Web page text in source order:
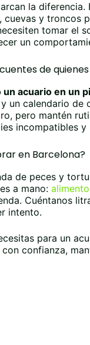
la diferencia.
cuevas y troncos
tomar el
un
de
acuario en un
un calendario
pero mantén
incompatibles
en Barcelona?
de peces y
a mano:alimento
Cuéntanos
intento.
para un
confianza,